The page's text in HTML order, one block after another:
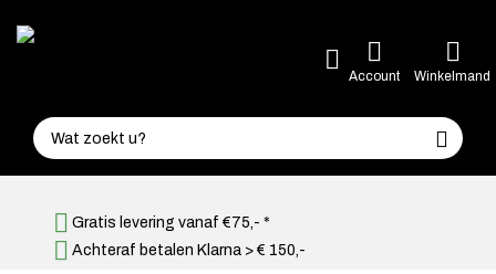
Account Winkelmand
Gratis levering vanaf €75,- *
Achteraf betalen Klarna > € 150,-